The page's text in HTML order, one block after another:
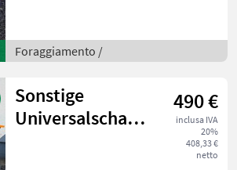
Foraggiamento /
Sonstige
Universalschaufel
490 €
inclusa IVA
20%
408,33 €
netto